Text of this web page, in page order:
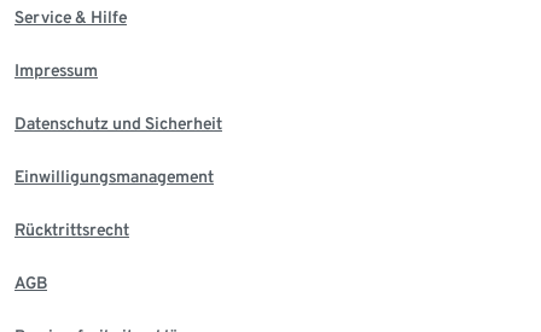
Service & Hilfe
Impressum
Datenschutz und Sicherheit
Einwilligungsmanagement
Rücktrittsrecht
AGB